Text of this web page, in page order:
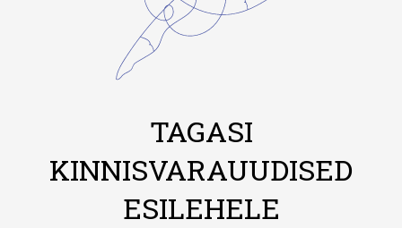
TAGASI
KINNISVARAUUDISED
ESILEHELE